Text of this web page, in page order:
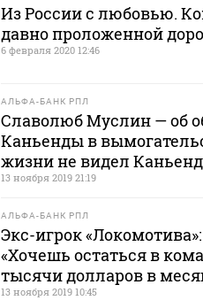
Из России с любовью.
давно проложенной
6 февраля 2020 12:46
АЛЬФА-БАНК РПЛ
Славолюб Муслин — об
Каньенды в
жизни не видел
13 ноября 2019 21:19
АЛЬФА-БАНК РПЛ
Экс-игрок
«Хочешь остаться в
тысячи долларов в
13 ноября 2019 10:45